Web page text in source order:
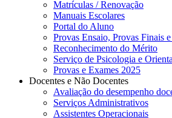
Matrículas / Renovação
Manuais Escolares
Portal do Aluno
Provas Ensaio, Provas Finais
Reconhecimento do Mérito
Serviço de Psicologia e
Provas e Exames 2025
Docentes e Não Docentes
Avaliação do desempenho
Serviços Administrativos
Assistentes Operacionais